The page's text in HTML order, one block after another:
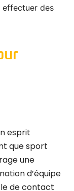
effectuer des
esprit
que sport
une
d’équipe
de contact